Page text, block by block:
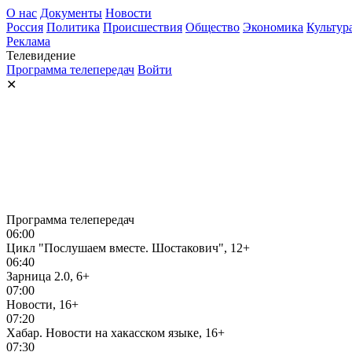
О нас Документы Новости
Россия Политика Происшествия Общество Экономика
Реклама
Телевидение
Программа телепередач Войти
✕
Программа телепередач
06:00
Цикл "Послушаем вместе. Шостакович", 12+
06:40
Зарница 2.0, 6+
07:00
Новости, 16+
07:20
Хабар. Новости на хакасском языке, 16+
07:30